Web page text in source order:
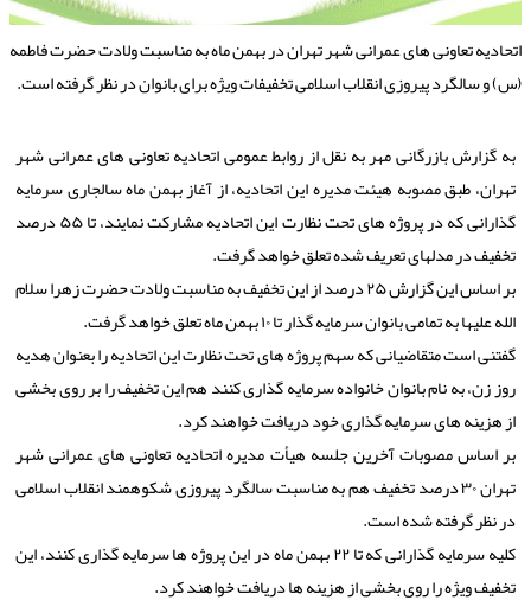
تعاونی های عمرانی شهر تهران در بهمن ماه به مناسبت ولادت حضرت فاطمه
و سالگرد پیروزی انقلاب اسلامی تخفیفات ویژه برای بانوان در نظر گرفته است.
به گزارش بازرگانی مهر به نقل از روابط عمومی اتحادیه تعاونی های عمرانی شهر
تهران، طبق مصوبه هیئت مدیره این اتحادیه، از آغاز بهمن ماه سالجاری سرمایه
گذارانی که در پروژه های تحت نظارت این اتحادیه مشارکت نمایند، تا ۵۵ درصد
تخفیف در مدلهای تعریف شده تعلق خواهد گرفت.
بر اساس این گزارش ۲۵ درصد از این تخفیف به مناسبت ولادت حضرت زهرا سلام
الله علیها به تمامی بانوان سرمایه گذار تا ۱۰ بهمن ماه تعلق خواهد گرفت.
گفتنی است متقاضیانی که سهم پروژه های تحت نظارت این اتحادیه را بعنوان هدیه
روز زن، به نام بانوان خانواده سرمایه گذاری کنند هم این تخفیف را بر روی بخشی
از هزینه های سرمایه گذاری خود دریافت خواهند کرد.
بر اساس مصوبات آخرین جلسه هیأت مدیره اتحادیه تعاونی های عمرانی شهر
تهران ۳۰ درصد تخفیف هم به مناسبت سالگرد پیروزی شکوهمند انقلاب اسلامی
در نظر گرفته شده است.
کلیه سرمایه گذارانی که تا ۲۲ بهمن ماه در این پروژه ها سرمایه گذاری کنند، این
تخفیف ویژه را روی بخشی از هزینه ها دریافت خواهند کرد.